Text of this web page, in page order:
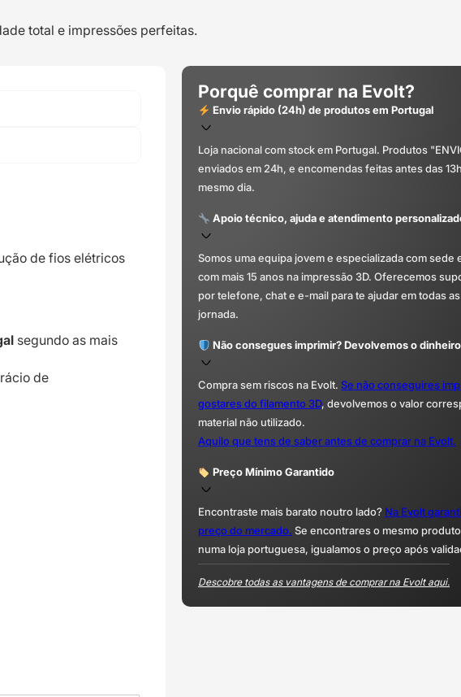
OEM
total e impressões perfeitas.
de fios elétricos
segundo as mais
de
Porquê comprar na Evolt?
Envio rápido (24h) de produtos em Portugal
Loja nacional com stock em Portugal. Produtos
enviados em 24h, e encomendas feitas antes das
mesmo dia.
Apoio técnico, ajuda e atendimento
Somos uma equipa jovem e especializada com sede
com mais 15 anos na impressão 3D. Oferecemos
por telefone, chat e e-mail para te ajudar em todas
jornada.
Não consegues imprimir? Devolvemos o
Compra sem riscos na Evolt. Se não conseguires
gostares do filamento 3D, devolvemos o valor
material não utilizado.
Aquilo que tens de saber antes de comprar na Evolt.
Preço Mínimo Garantido
Encontraste mais barato noutro lado? Na Evolt
preço do mercado. Se encontrares o mesmo
numa loja portuguesa, igualamos o preço após
Descobre todas as vantagens de comprar na Evolt aqui.